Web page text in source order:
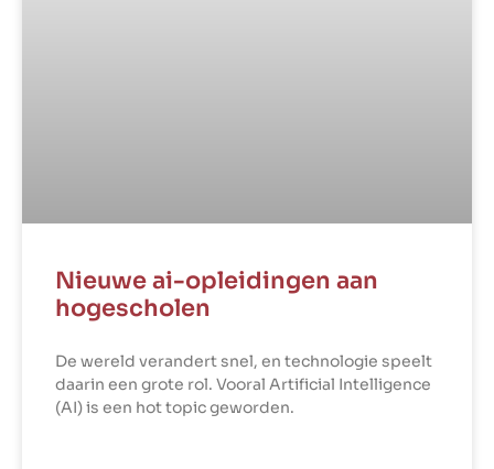
Nieuwe ai-opleidingen aan
hogescholen
De wereld verandert snel, en technologie speelt
daarin een grote rol. Vooral Artificial Intelligence
(AI) is een hot topic geworden.